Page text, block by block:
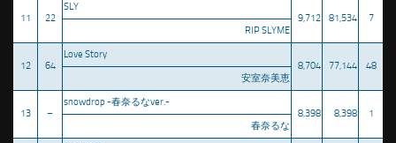
11 22
SLY
9,712
81,534
7
RIP SLYME
12 64
Love Story
8,704
77,144
48
安室奈美恵
13 –
snowdrop -春奈るなver.-
8,398
8,398
1
春奈るな